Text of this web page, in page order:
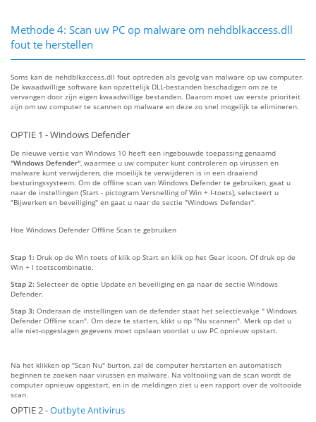
Methode 4: Scan uw PC op malware om nehdblkaccess.dll
fout te herstellen
Soms kan de nehdblkaccess.dll fout optreden als gevolg van malware op uw computer.
De kwaadwillige software kan opzettelijk DLL-bestanden beschadigen om ze te
vervangen door zijn eigen kwaadwillige bestanden. Daarom moet uw eerste prioriteit
zijn om uw computer te scannen op malware en deze zo snel mogelijk te elimineren.
OPTIE 1 - Windows Defender
De nieuwe versie van Windows 10 heeft een ingebouwde toepassing genaamd
"Windows Defender" , waarmee u uw computer kunt controleren op virussen en
malware kunt verwijderen, die moeilijk te verwijderen is in een draaiend
besturingssysteem. Om de offline scan van Windows Defender te gebruiken, gaat u
naar de instellingen (Start - pictogram Versnelling of Win + I-toets), selecteert u
"Bijwerken en beveiliging" en gaat u naar de sectie "Windows Defender".
Hoe Windows Defender Offline Scan te gebruiken
Stap 1: Druk op de Win toets of klik op Start en klik op het Gear icoon. Of druk op de
Win + I toetscombinatie.
Stap 2: Selecteer de optie Update en beveiliging en ga naar de sectie Windows
Defender.
Stap 3: Onderaan de instellingen van de defender staat het selectievakje " Windows
Defender Offline scan". Om deze te starten, klikt u op "Nu scannen". Merk op dat u
alle niet-opgeslagen gegevens moet opslaan voordat u uw PC opnieuw opstart.
Na het klikken op "Scan Nu" burton, zal de computer herstarten en automatisch
beginnen te zoeken naar virussen en malware. Na voltooiing van de scan wordt de
computer opnieuw opgestart, en in de meldingen ziet u een rapport over de voltooide
scan.
OPTIE 2 -Outbyte Antivirus